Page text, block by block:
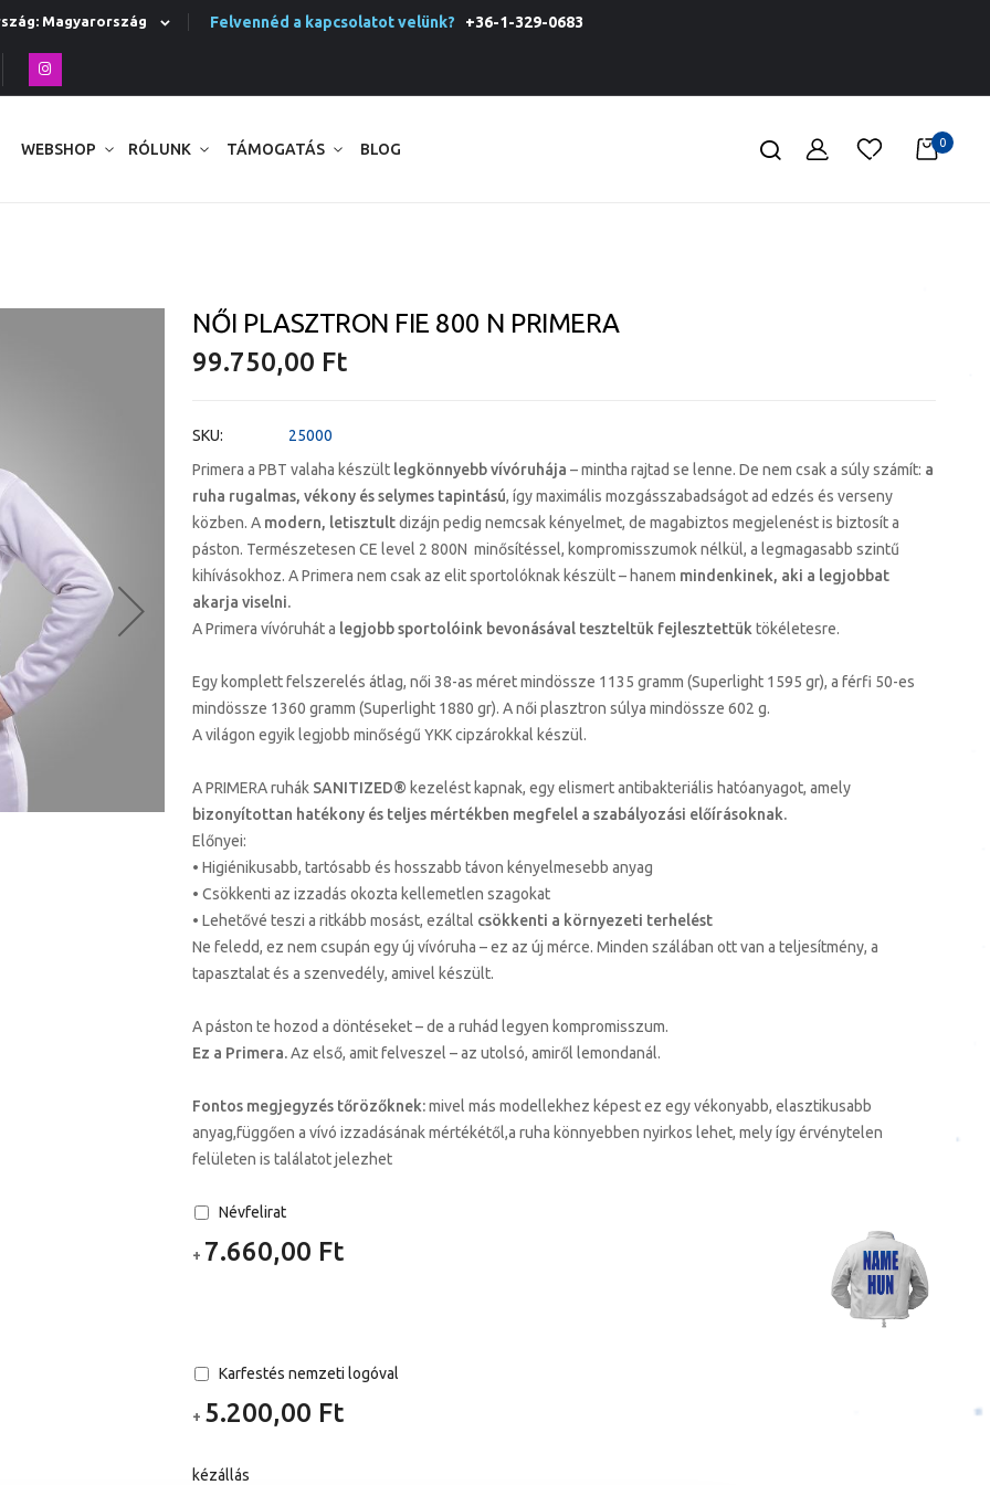
Magyarország Felvennéd a kapcsolatot velünk? +36-1-329-0683
WEBSHOP RÓLUNK TÁMOGATÁS BLOG 0
NŐI PLASZTRON FIE 800 N PRIMERA
99.750,00 Ft
SKU
25000
Primera a PBT valaha készült legkönnyebb vívóruhája – mintha rajtad se lenne. De nem csak a súly számít: a
ruha rugalmas, vékony és selymes tapintású, így maximális mozgásszabadságot ad edzés és verseny
közben. A modern, letisztultdizájn pedig nemcsak kényelmet, de magabiztos megjelenést is biztosít a
páston. Természetesen CE level 2 800N minősítéssel, kompromisszumok nélkül, a legmagasabb szintű
kihívásokhoz. A Primera nem csak az elit sportolóknak készült – hanem mindenkinek, aki a legjobbat
akarja viselni.
A Primera vívóruhát a legjobb sportolóink bevonásával teszteltük fejlesztettüktökéletesre.
Egy komplett felszerelés átlag, női 38-as méret mindössze 1135 gramm (Superlight 1595 gr), a férfi 50-es
mindössze 1360 gramm (Superlight 1880 gr). A női plasztron súlya mindössze 602 g.
A világon egyik legjobb minőségű YKK cipzárokkal készül.
A PRIMERA ruhák SANITIZED® kezelést kapnak, egy elismert antibakteriális hatóanyagot, amely
bizonyítottan hatékony és teljes mértékben megfelel a szabályozási előírásoknak.
Előnyei:
• Higiénikusabb, tartósabb és hosszabb távon kényelmesebb anyag
• Csökkenti az izzadás okozta kellemetlen szagokat
• Lehetővé teszi a ritkább mosást, ezáltal csökkenti a környezeti terhelést
Ne feledd, ez nem csupán egy új vívóruha – ez az új mérce. Minden szálában ott van a teljesítmény, a
tapasztalat és a szenvedély, amivel készült.
A páston te hozod a döntéseket – de a ruhád legyen kompromisszum.
Ez a Primera.Az első, amit felveszel – az utolsó, amiről lemondanál.
Fontos megjegyzés tőrözőknek:mivel más modellekhez képest ez egy vékonyabb, elasztikusabb
anyag,függően a vívó izzadásának mértékétől,a ruha könnyebben nyirkos lehet, mely így érvénytelen
felületen is találatot jelezhet
Névfelirat
+ 7.660,00 Ft
Karfestés nemzeti logóval
+ 5.200,00 Ft
kézállás